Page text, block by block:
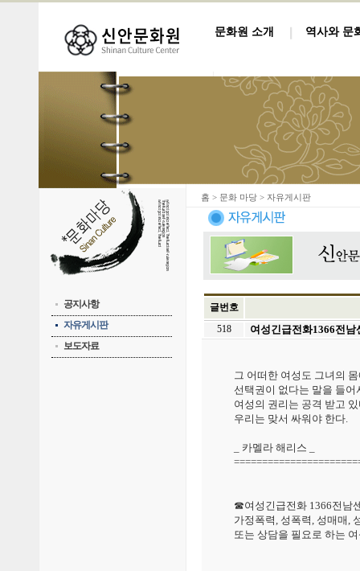
문화원 소개 역사와 문
공지사항
자유게시판
보도자료
홈 > 문화 마당 > 자유게시판
글번호
518
여성긴급전화1366전남
그 어떠한 여성도 그녀의
선택권이 없다는 말을 들어
여성의 권리는 공격 받고
우리는 맞서 싸워야 한다.
_ 카멜라 해리스 _
☎여성긴급전화 1366전남
가정폭력, 성폭력, 성매매,
또는 상담을 필요로 하는